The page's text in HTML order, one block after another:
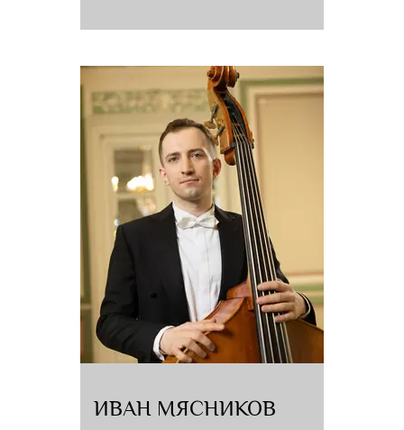
ИВАН МЯСНИКОВ